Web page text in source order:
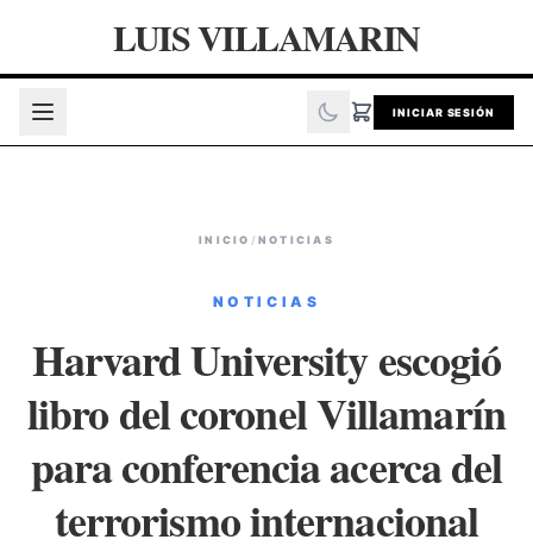
LUIS VILLAMARIN
INICIAR SESIÓN
INICIO / NOTICIAS
NOTICIAS
Harvard University escogió
libro del coronel Villamarín
para conferencia acerca del
terrorismo internacional